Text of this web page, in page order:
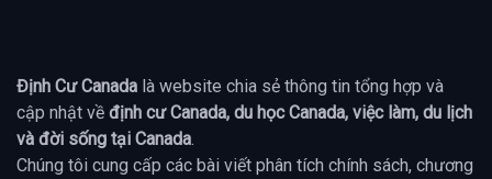
Định Cư Canada là website chia sẻ thông tin tổng hợp và
cập nhật về định cư Canada, du học Canada, việc làm, du lịch
và đời sống tại Canada
Chúng tôi cung cấp các bài viết phân tích chính sách, chương